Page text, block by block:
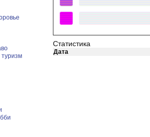
Статистика
Дата